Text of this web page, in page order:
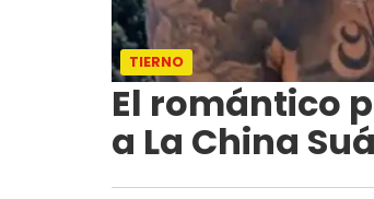
TIERNO
El romántico
a La China